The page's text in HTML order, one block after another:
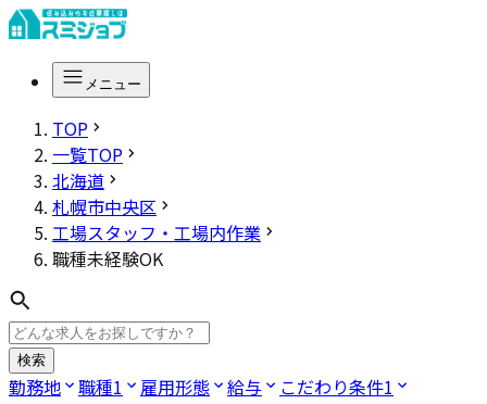
メニュー
TOP
一覧TOP
北海道
札幌市中央区
工場スタッフ・工場内作業
職種未経験OK
検索
勤務地 職種1 雇用形態 給与 こだわり条件1